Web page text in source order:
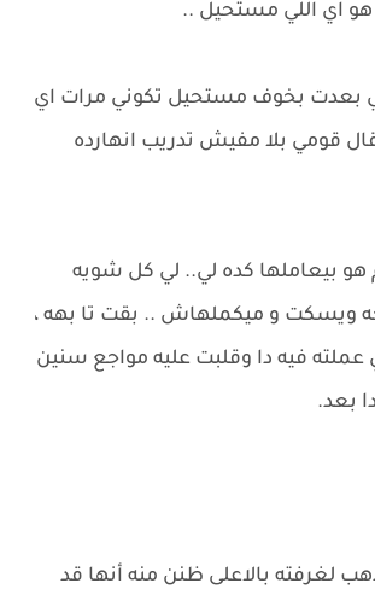
اي اللي مستحيل ..
بعدت بخوف مستحيل تكوني مرات اي
قومي بلا مفيش تدريب انهارده
هو بيعاملها كده لي.. لي كل شويه
ويسكت و ميكملهاش .. بقت تا بهه ،
فيه دا وقلبت عليه مواجع سنين
بعد.
لغرفته بالاعلى ظنن منه أنها قد